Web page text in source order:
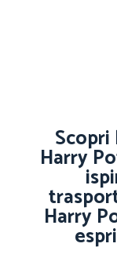
Harry
Harry